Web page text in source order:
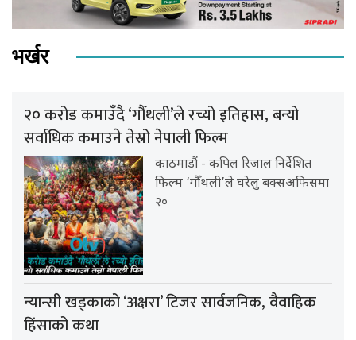
भर्खर
२० करोड कमाउँदै ‘गौँथली’ले रच्यो इतिहास, बन्यो
सर्वाधिक कमाउने तेस्रो नेपाली फिल्म
काठमाडौं - कपिल रिजाल निर्देशित
फिल्म ‘गौँथली’ले घरेलु बक्सअफिसमा
२०
न्यान्सी खड्काको ‘अक्षरा’ टिजर सार्वजनिक, वैवाहिक
हिंसाको कथा